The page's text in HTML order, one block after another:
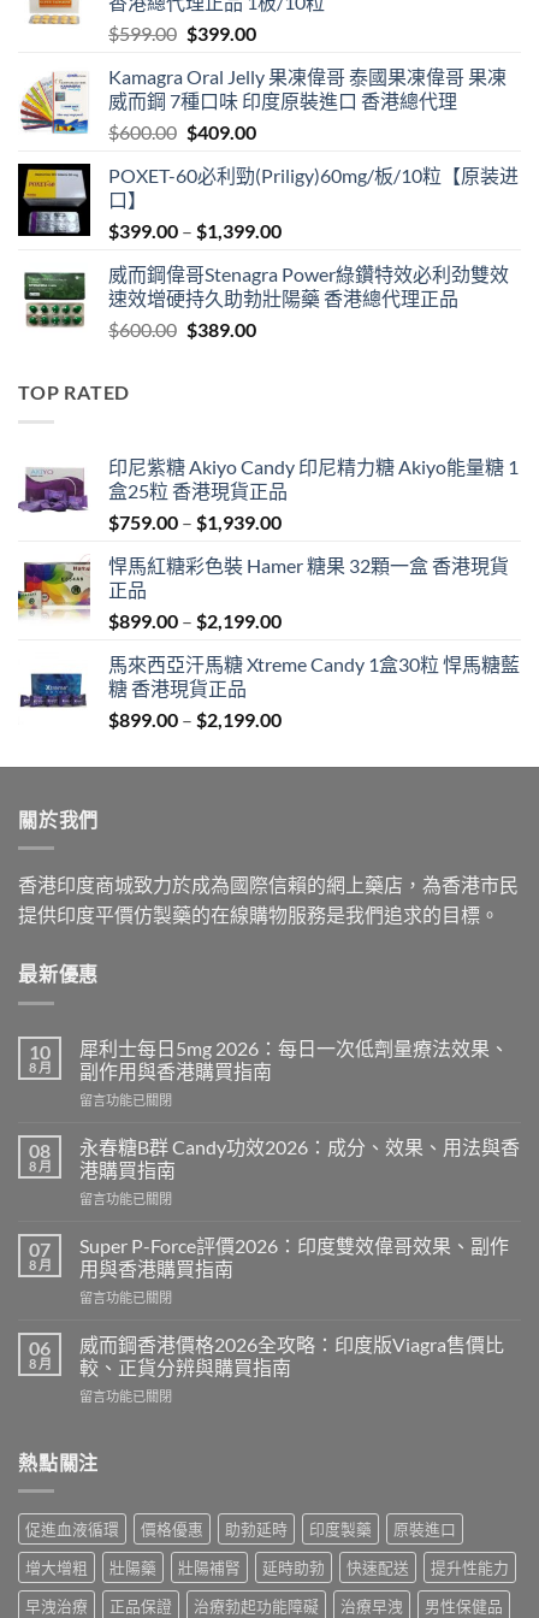
$599.00 Original
was:
$599.00.
$399.00Current
is:
$399.00.
Kamagra Oral Jelly 果凍偉哥 泰國果凍偉哥 果凍
威而鋼 7種口味 印度原裝進口 香港總代理
$600.00 Original
was:
$409.00Current
is:
POXET-60必利勁(Priligy)60mg/板/10粒【原装进
口】
$399.00 – $1,399.00Price
$399.00
through
威而鋼偉哥Stenagra Power綠鑽特效必利劲雙效
速效增硬持久助勃壯陽藥 香港總代理正品
$600.00 Original
$389.00Current
TOP RATED
印尼紫糖 Akiyo Candy 印尼精力糖 Akiyo能量糖 1
盒25粒 香港現貨正品
$759.00 – $1,939.00Price
$759.00
$1,939.00
悍馬紅糖彩色裝 Hamer 糖果 32顆一盒 香港現貨
正品
$899.00 – $2,199.00Price
$899.00
$2,199.00
馬來西亞汗馬糖 Xtreme Candy 1盒30粒 悍馬糖藍
糖 香港現貨正品
$899.00 – $2,199.00Price
$899.00
關於我們
香港印度商城致力於成為國際信賴的網上藥店，為香港市民
提供印度平價仿製藥的在線購物服務是我們追求的目標。
最新優惠
10
8 月
犀利士每日5mg 2026：每日一次低劑量療法效果、
副作用與香港購買指南
在
利
士
每
日
2026：
每
日
一
低
劑
療
果、
用
與
香
港
購
留言功能已關閉
08
8 月
永春糖B群 Candy功效2026：成分、效果、用法與香
港購買指南
在
春
糖
B
群
功
效
2026：
成
果、
與
香
港
購
買
留言功能已關閉
07
8 月
Super P-Force評價2026：印度雙效偉哥效果、副作
用與香港購買指南
在
P-
Force
評
價
度
偉
哥
效
果、
副
留言功能已關閉
06
8 月
威而鋼香港價格2026全攻略：印度版Viagra售價比
較、正貨分辨與購買指南
在
鋼
香
價
格
2026
全
攻
留言功能已關閉
熱點關注
促進血液循環 價格優惠 助勃延時 印度製藥
原裝進口
增大增粗
壯陽藥 壯陽補腎 延時助勃 快速配送
提升性能力
早洩治療
正品保證 治療勃起功能障礙 治療早洩 男性保健品